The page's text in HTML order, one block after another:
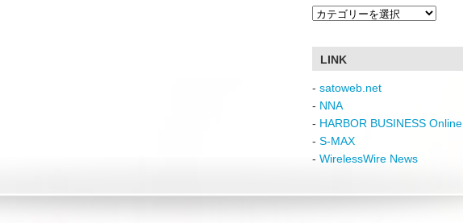
Select
LINK
- satoweb.net
- NNA
- HARBOR BUSINESS Online
- S-MAX
- WirelessWire News